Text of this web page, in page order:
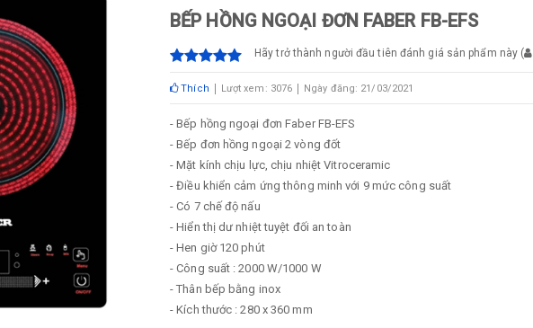
BẾP HỒNG NGOẠI ĐƠN FABER FB-EFS
Hãy trở thành người đầu tiên đánh giá sản phẩm này (
Thích Lượt xem: 3076 Ngày đăng: 21/03/2021
- Bếp hồng ngoại đơn Faber FB-EFS
- Bếp đơn hồng ngoại 2 vòng đốt
- Mặt kính chịu lực, chịu nhiệt Vitroceramic
- Điều khiển cảm ứng thông minh với 9 mức công suất
- Có 7 chế độ nấu
- Hiển thị dư nhiệt tuyệt đối an toàn
- Hen giờ 120 phút
- Công suất : 2000 W/1000 W
- Thân bếp bằng inox
- Kích thước : 280 x 360 mm